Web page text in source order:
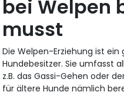
bei Welpen
musst
Die Welpen-Erziehung ist
Hundebesitzer. Sie umfasst
z.B. das Gassi-Gehen oder
für ältere Hunde nämlich